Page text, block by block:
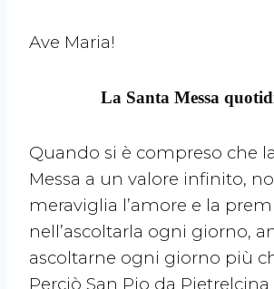
Ave Maria!
La Santa Messa
Quando si è compreso che
Messa a un valore infinito,
meraviglia l’amore e la
nell’ascoltarla ogni giorno,
ascoltarne ogni giorno più
Perciò San Pio da